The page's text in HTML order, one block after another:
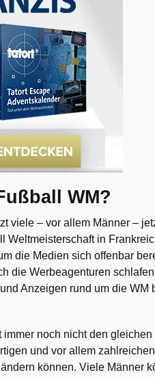
WM?
viele – vor allem Männer –
Weltmeisterschaft in
die Medien sich offenbar
die Werbeagenturen
Anzeigen rund um die
noch nicht den
und vor allem
können. Viele Männer